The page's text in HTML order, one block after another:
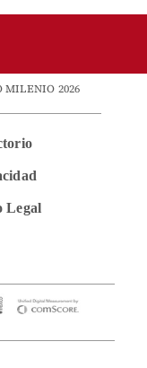
MILENIO 2026
Legal